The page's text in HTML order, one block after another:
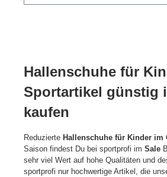
Hallenschuhe für
Sportartikel günstig
kaufen
Reduzierte Hallenschuhe für Kinder im
Saison findest Du bei sportprofi im Sale
sehr viel Wert auf hohe Qualitäten und
sportprofi nur hochwertige Artikel, die